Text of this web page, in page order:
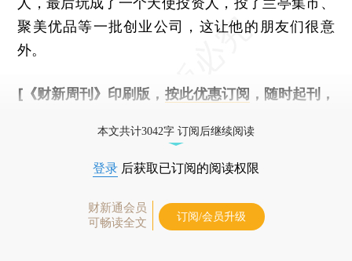
聚美优品等一批创业公司，这让他的朋友们很意
外。
[《财新周刊》印刷版， 按此优惠订阅 ，随时起刊，
本文共计3042字 订阅后继续阅读
登录 后获取已订阅的阅读权限
财新通会员
可畅读全文
订阅/会员升级